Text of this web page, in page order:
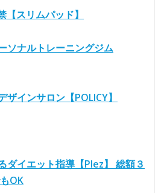
【スリムパッド】
ソナルトレーニングジム
インサロン【POLICY】
ダイエット指導【Plez】 総額３
OK